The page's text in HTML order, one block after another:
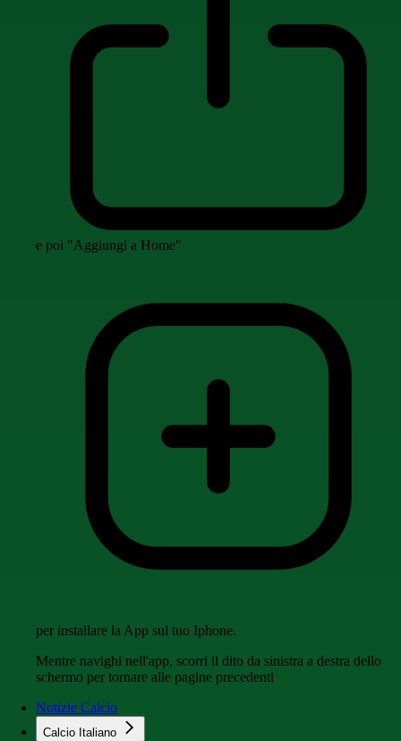
e poi "Aggiungi a Home"
per installare la App sul tuo Iphone.
Mentre navighi nell'app, scorri il dito da sinistra a destra dello
schermo per tornare alle pagine precedenti
Notizie Calcio
Calcio Italiano